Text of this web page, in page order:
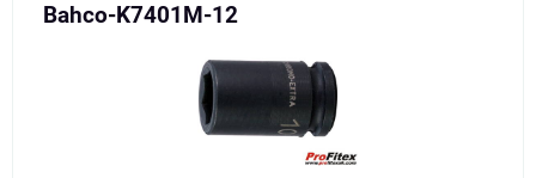
Bahco-K7401M-12